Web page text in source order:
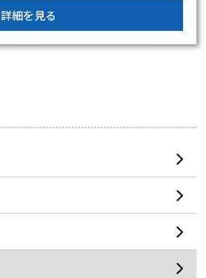
詳細を見る